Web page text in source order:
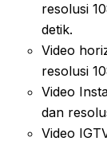
resolusi
detik.
Video
resolusi
Video
dan
Video